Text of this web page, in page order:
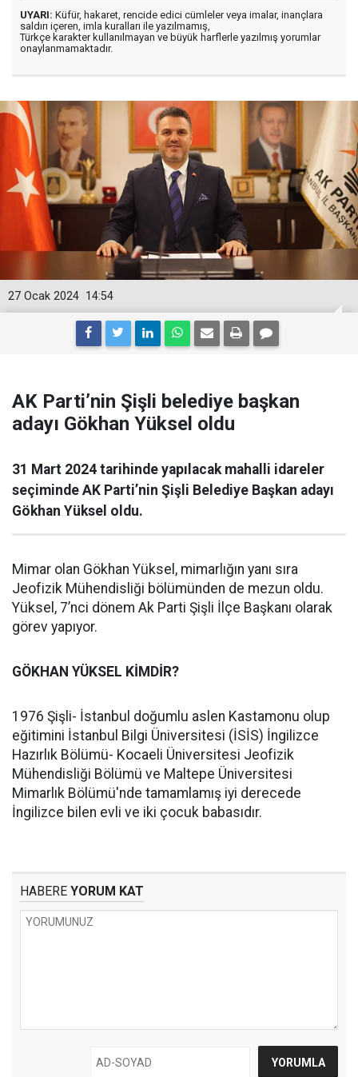
UYARI: Küfür, hakaret, rencide edici cümleler veya imalar, inançlara
saldırı içeren, imla kuralları ile yazılmamış,
Türkçe karakter kullanılmayan ve büyük harflerle yazılmış yorumlar
onaylanmamaktadır.
14:54
27 Ocak 2024
AK Parti’nin Şişli belediye başkan
adayı Gökhan Yüksel oldu
31 Mart 2024 tarihinde yapılacak mahalli idareler
seçiminde AK Parti’nin Şişli Belediye Başkan adayı
Gökhan Yüksel oldu.
Mimar olan Gökhan Yüksel, mimarlığın yanı sıra
Jeofizik Mühendisliği bölümünden de mezun oldu.
Yüksel, 7’nci dönem Ak Parti Şişli İlçe Başkanı olarak
görev yapıyor.
GÖKHAN YÜKSEL KİMDİR?
1976 Şişli- İstanbul doğumlu aslen Kastamonu olup
eğitimini İstanbul Bilgi Üniversitesi (İSİS) İngilizce
Hazırlık Bölümü- Kocaeli Üniversitesi Jeofizik
Mühendisliği Bölümü ve Maltepe Üniversitesi
Mimarlık Bölümü'nde tamamlamış iyi derecede
İngilizce bilen evli ve iki çocuk babasıdır.
HABERE YORUM KAT